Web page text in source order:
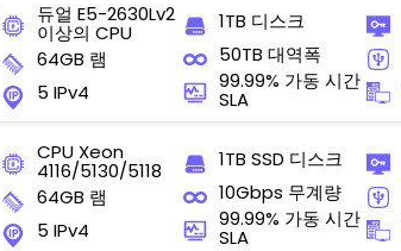
듀얼 E5-2630Lv2
이상의 CPU
64GB 램
5 IPv4
1TB 디스크
50TB 대역폭
99.99% 가동 시간
SLA
CPU Xeon
4116/5130/5118
64GB 램
5 IPv4
1TB SSD 디스크
10Gbps 무계량
99.99% 가동 시간
SLA